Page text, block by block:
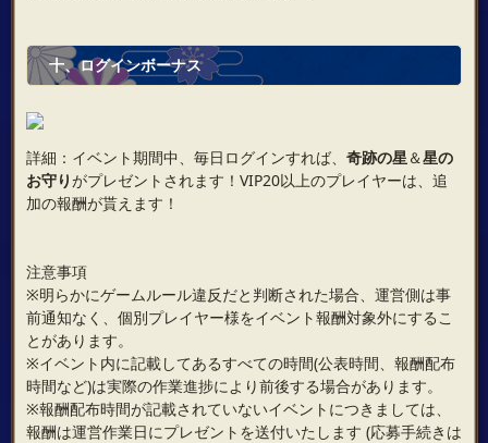
十、ログインボーナス
詳細：イベント期間中、毎日ログインすれば、 奇跡の星＆星の
お守りがプレゼントされます！VIP20以上のプレイヤーは、追
加の報酬が貰えます！
注意事項
※明らかにゲームルール違反だと判断された場合、運営側は事
前通知なく、個別プレイヤー様をイベント報酬対象外にするこ
とがあります。
※イベント内に記載してあるすべての時間(公表時間、報酬配布
時間など)は実際の作業進捗により前後する場合があります。
※報酬配布時間が記載されていないイベントにつきましては、
報酬は運営作業日にプレゼントを送付いたします (応募手続きは